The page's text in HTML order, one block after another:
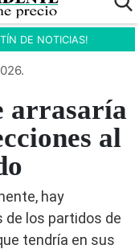
DE NOTICIAS!
arrasaría
al
hay
los partidos de
tendría en sus